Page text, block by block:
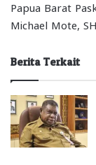
Papua Barat
Michael Mote,
Berita Terkait